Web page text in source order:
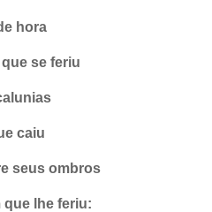
hora
se feriu
caiu
seus ombros
que lhe feriu: